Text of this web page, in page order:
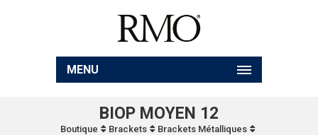
MENU
BIOP MOYEN 12
Boutique Brackets
Brackets Métalliques